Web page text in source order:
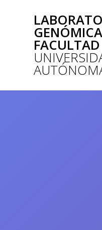
contenidoGENÓMICA
FACULTAD